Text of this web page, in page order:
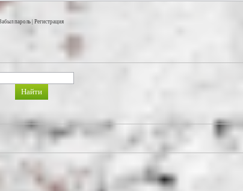
пароль Регистрация